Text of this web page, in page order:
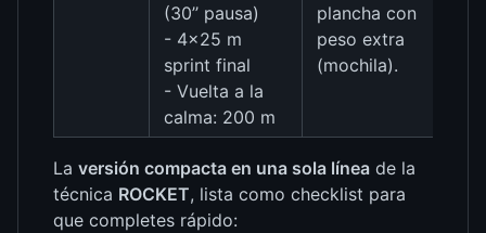
(30’’ pausa)
- 4×25 m
sprint final
- Vuelta a la
calma: 200 m
plancha con
peso extra
(mochila).
La versión compacta en una sola línea de la
técnica ROCKET, lista como checklist para
que completes rápido: